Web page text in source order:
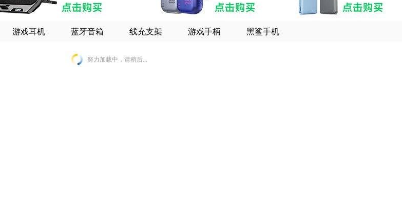
游戏耳机 蓝牙音箱 线充支架 游戏手柄 黑鲨手机
努力加载中，请稍后...